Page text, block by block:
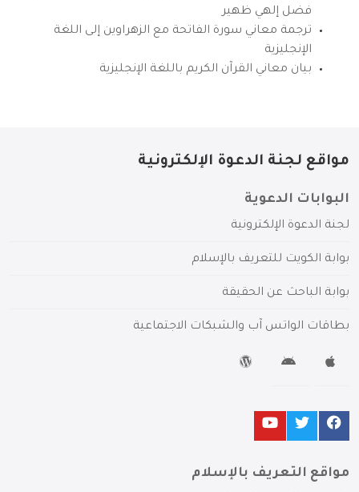
فضل إلهي ظهير
ترجمة معاني سورة الفاتحة مع الزهراوين إلى اللغة
الإنجليزية
بيان معاني القرآن الكريم باللغة الإنجليزية
مواقع لجنة الدعوة الإلكترونية
البوابات الدعوية
لجنة الدعوة الإلكترونية
بوابة الكويت للتعريف بالإسلام
بوابة الباحث عن الحقيقة
بطاقات الواتس آب والشبكات الاجتماعية
مواقع التعريف بالإسلام